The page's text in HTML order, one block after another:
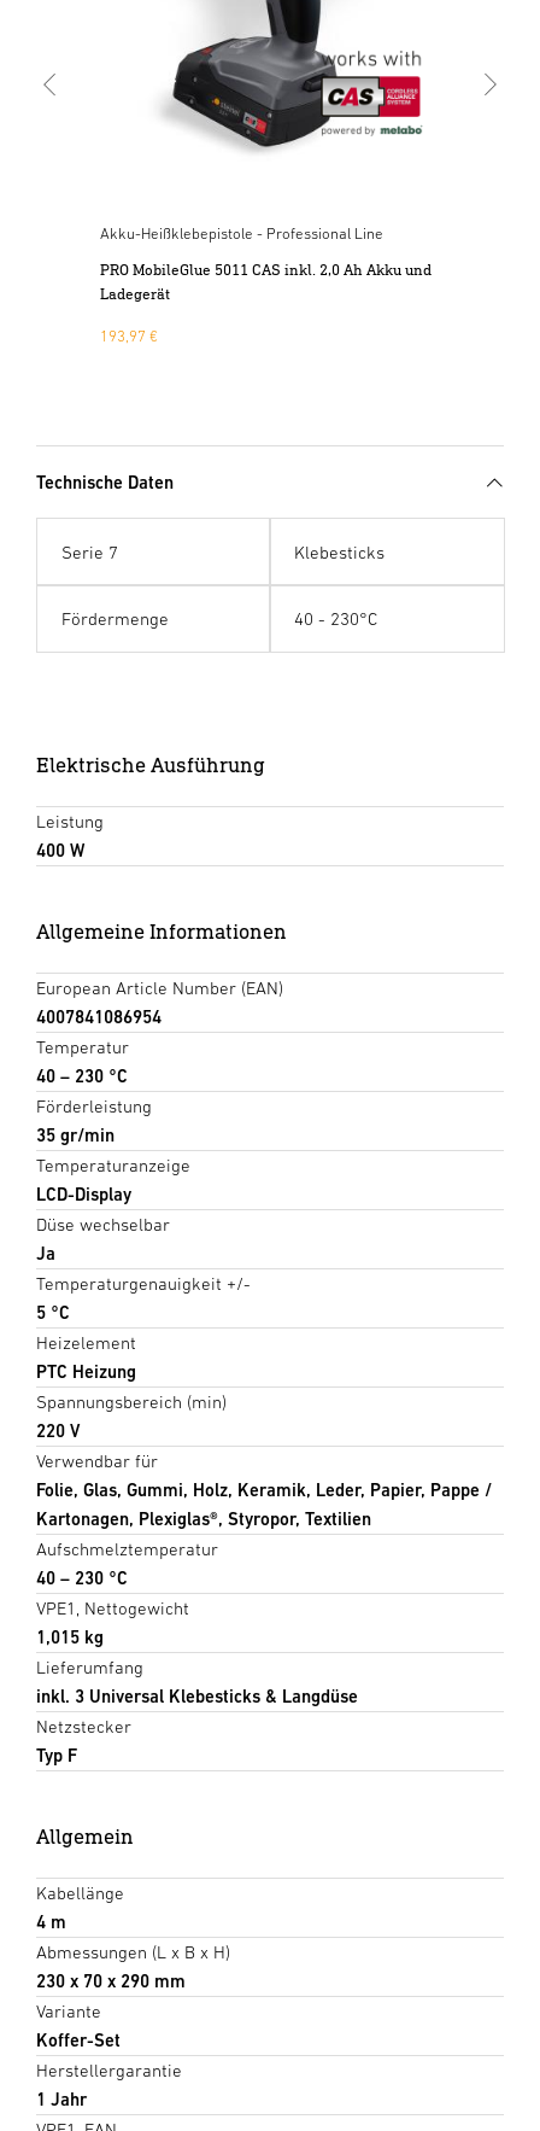
Akku-Heißklebepistole - Professional Line
PRO MobileGlue 5011 CAS inkl. 2,0 Ah Akku und
Ladegerät
193,97 €
Technische Daten
Serie 7 Klebesticks
Fördermenge 40 - 230°C
Elektrische Ausführung
Leistung
400 W
Allgemeine Informationen
European Article Number (EAN)
4007841086954
Temperatur
40 – 230 °C
Förderleistung
35 gr/min
Temperaturanzeige
LCD-Display
Düse wechselbar
Ja
Temperaturgenauigkeit +/-
5 °C
Heizelement
PTC Heizung
Spannungsbereich (min)
220 V
Verwendbar für
Folie, Glas, Gummi, Holz, Keramik, Leder, Papier, Pappe /
Kartonagen, Plexiglas®, Styropor, Textilien
Aufschmelztemperatur
40 – 230 °C
VPE1, Nettogewicht
1,015 kg
Lieferumfang
inkl. 3 Universal Klebesticks & Langdüse
Netzstecker
Typ F
Allgemein
Kabellänge
4 m
Abmessungen (L x B x H)
230 x 70 x 290 mm
Variante
Koffer-Set
Herstellergarantie
1 Jahr